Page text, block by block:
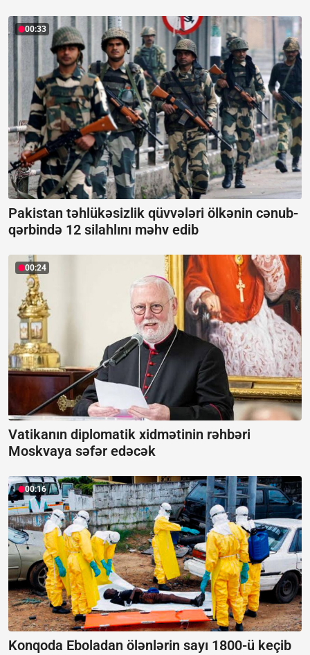
00:33
Pakistan təhlükəsizlik qüvvələri ölkənin cənub-
qərbində 12 silahlını məhv edib
00:24
Vatikanın diplomatik xidmətinin rəhbəri
Moskvaya səfər edəcək
00:16
Konqoda Eboladan ölənlərin sayı 1800-ü keçib